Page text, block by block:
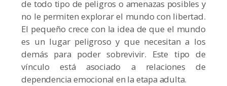
de todo tipo de peligros o amenazas posibles y
no le permiten explorar el mundo con libertad.
El pequeño crece con la idea de que el mundo
es un lugar peligroso y que necesitan a los
demás para poder sobrevivir. Este tipo de
vínculo está asociado a relaciones de
dependencia emocional en la etapa adulta.